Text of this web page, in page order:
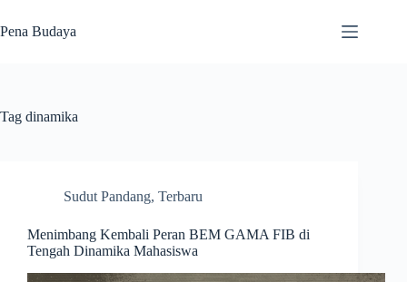
to
content
Pena Budaya
Tag dinamika
Sudut Pandang, Terbaru
Menimbang Kembali Peran BEM GAMA FIB di
Tengah Dinamika Mahasiswa